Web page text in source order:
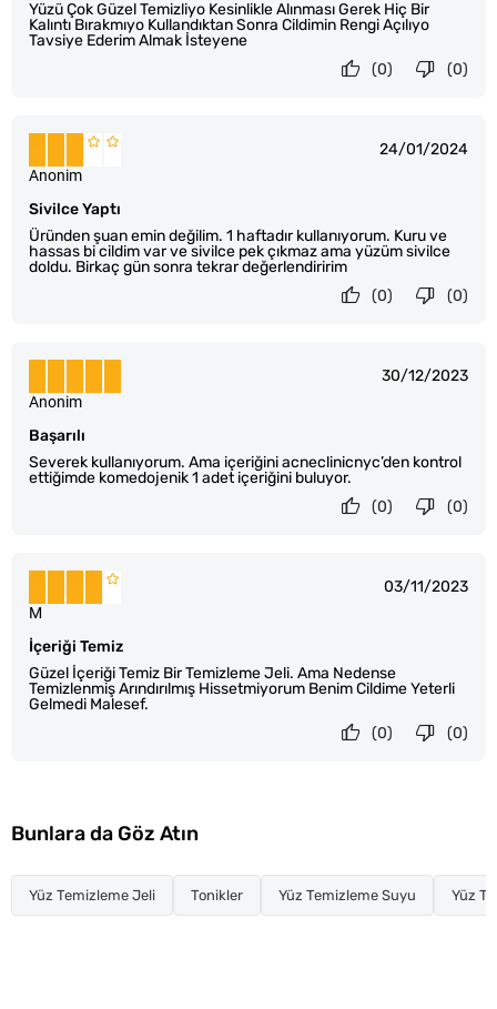
Yüzü Çok Güzel Temizliyo Kesinlikle Alınması Gerek Hiç Bir
Kalıntı Bırakmıyo Kullandıktan Sonra Cildimin Rengi Açılıyo
Tavsiye Ederim Almak İsteyene
(0)
(0)
24/01/2024
Sivilce Yaptı
Üründen şuan emin değilim. 1 haftadır kullanıyorum. Kuru ve
hassas bi cildim var ve sivilce pek çıkmaz ama yüzüm sivilce
doldu. Birkaç gün sonra tekrar değerlendiririm
Anonim
(0)
(0)
30/12/2023
Başarılı
Severek kullanıyorum. Ama içeriğini acneclinicnyc’den kontrol
ettiğimde komedojenik 1 adet içeriğini buluyor.
Anonim
(0)
(0)
03/11/2023
İçeriği Temiz
Güzel İçeriği Temiz Bir Temizleme Jeli. Ama Nedense
Temizlenmiş Arındırılmış Hissetmiyorum Benim Cildime Yeterli
Gelmedi Malesef.
M
(0)
(0)
Bunlara da Göz Atın
Yüz Temizleme Jeli Tonikler Yüz Temizleme Suyu Yüz